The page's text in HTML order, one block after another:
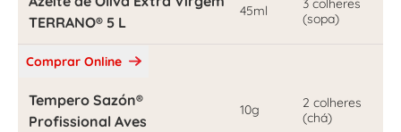
TERRANO® 5 L
45ml
3 colheres
(sopa)
Comprar Online
Tempero Sazón®
Profissional Aves
10g
2 colheres
(chá)